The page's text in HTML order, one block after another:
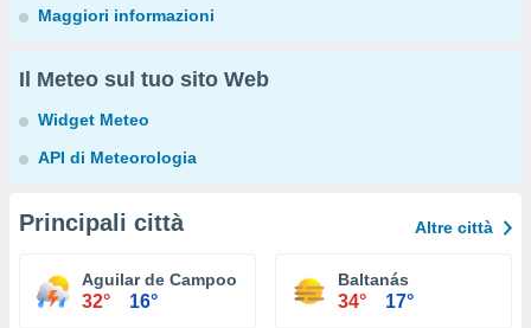
Maggiori informazioni
Il Meteo sul tuo sito Web
Widget Meteo
API di Meteorologia
Principali città Altre città
Aguilar de Campoo
32° 16°
Baltanás
34° 17°